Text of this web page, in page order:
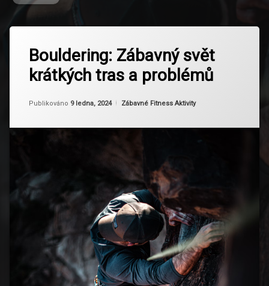
Bouldering: Zábavný svět
krátkých tras a problémů
Publikováno 9 ledna, 2024
Aktualizováno 9 ledna, 2024
Od Ruby
Kategorie:
Zábavné Fitness Aktivity
Adršpašsko
Teplické
Skály
Bouldering
Lezecká
Fóra
Lezecká
Technika
komentář
na
Bouldering:
Zábavný
krátkých